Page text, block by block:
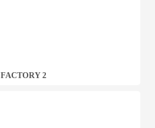
FACTORY 2